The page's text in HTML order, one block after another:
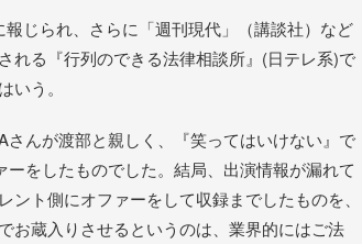
じられ、さらに「週刊現代」（講談社）など
れる『行列のできる法律相談所』(日テレ系)で
う。
さんが渡部と親しく、『笑ってはいけない』で
をしたものでした。結局、出演情報が漏れて
ト側にオファーをして収録までしたものを、
お蔵入りさせるというのは、業界的にはご法